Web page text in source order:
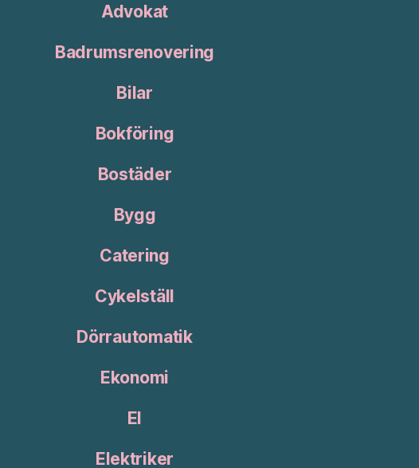
Advokat
Badrumsrenovering
Bilar
Bokföring
Bostäder
Bygg
Catering
Cykelställ
Dörrautomatik
Ekonomi
El
Elektriker